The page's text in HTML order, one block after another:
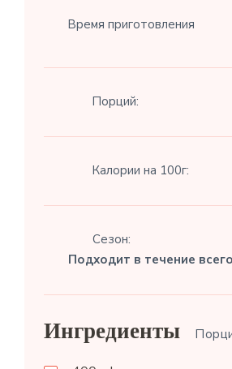
Время приготовления
Порций:
Калории на 100г:
Сезон:
Подходит в течение
Ингредиенты